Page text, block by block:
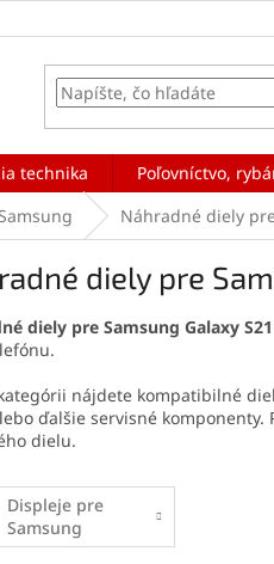
technika
Poľovníctvo,
Náhradné diely
diely pre
diely pre Samsung Galaxy S21
nájdete kompatibilné
ďalšie servisné
dielu.
Displeje pre
Samsung
Galaxy S21 5G